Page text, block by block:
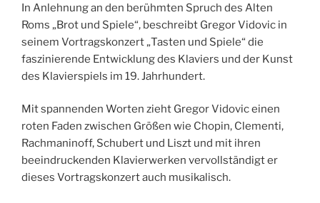
In Anlehnung an den berühmten Spruch des Alten
Roms „Brot und Spiele“, beschreibt Gregor Vidovic in
seinem Vortragskonzert „Tasten und Spiele“ die
faszinierende Entwicklung des Klaviers und der Kunst
des Klavierspiels im 19. Jahrhundert.
Mit spannenden Worten zieht Gregor Vidovic einen
roten Faden zwischen Größen wie Chopin, Clementi,
Rachmaninoff, Schubert und Liszt und mit ihren
beeindruckenden Klavierwerken vervollständigt er
dieses Vortragskonzert auch musikalisch.